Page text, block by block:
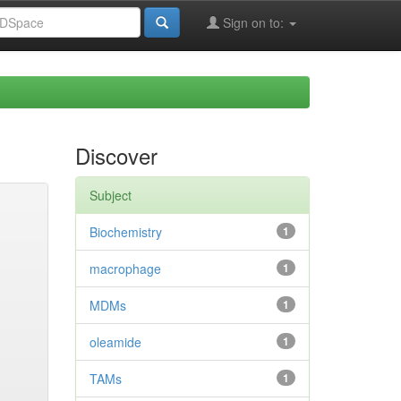
Sign on to:
Discover
Subject
1
Biochemistry
1
macrophage
1
MDMs
1
oleamide
1
TAMs